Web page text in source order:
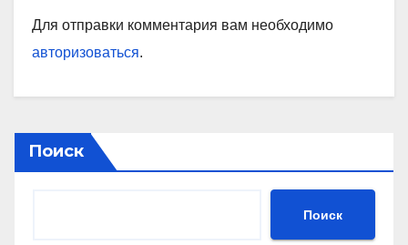
Для отправки комментария вам необходимо
авторизоваться.
Поиск
Поиск